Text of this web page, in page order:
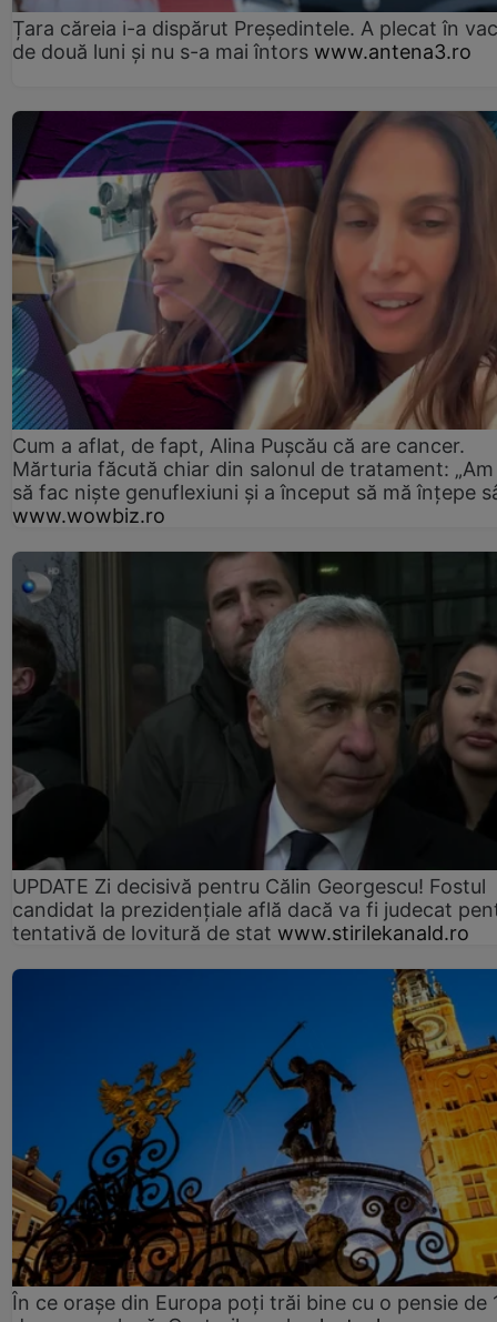
Țara căreia i-a dispărut Președintele. A plecat în
de două luni și nu s-a mai întors www.antena3.ro
Cum a aflat, de fapt, Alina Pușcău că are cancer.
Mărturia făcută chiar din salonul de tratament:
să fac niște genuflexiuni și a început să mă înțepe
www.wowbiz.ro
UPDATE Zi decisivă pentru Călin Georgescu! Fostul
candidat la prezidențiale află dacă va fi judecat
tentativă de lovitură de stat www.stirilekanald.ro
În ce orașe din Europa poți trăi bine cu o pensie de